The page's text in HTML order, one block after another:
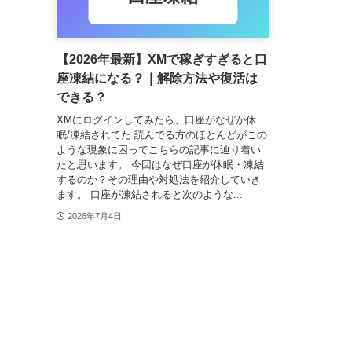
【2026年最新】XMで稼ぎすぎると口
座凍結になる？｜解除方法や復活は
できる？
XMにログインしてみたら、口座がなぜか休
眠/凍結されてた 読んでる方のほとんどがこの
ような現象に困ってこちらの記事に辿り着い
たと思います。 今回はなぜ口座が休眠・凍結
するのか？その理由や対処法を紹介していき
ます。 口座が凍結されると次のような...
2026年7月4日